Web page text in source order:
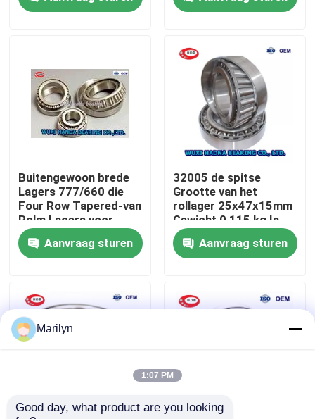
Huis
Ongeveer ons
Kwaliteitscontrole
Contacteer ons
Gevallen
Sferisch Rollager
Buitengewoon brede
Lagers 777/660 die
Four Row Tapered-van
Rolm Lagers voor
Walserij Reusachtige
Machines worden
gebruikt
Aanvraag sturen
32005 de spitse
Grootte van het
rollager 25x47x15mm
Gewicht 0,115 kg In
het groot voorraad
32007 32008
Aanvraag sturen
Marilyn
1:07 PM
Good day, what product are you looking